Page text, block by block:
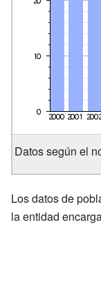
Datos según el
Los datos de
la entidad